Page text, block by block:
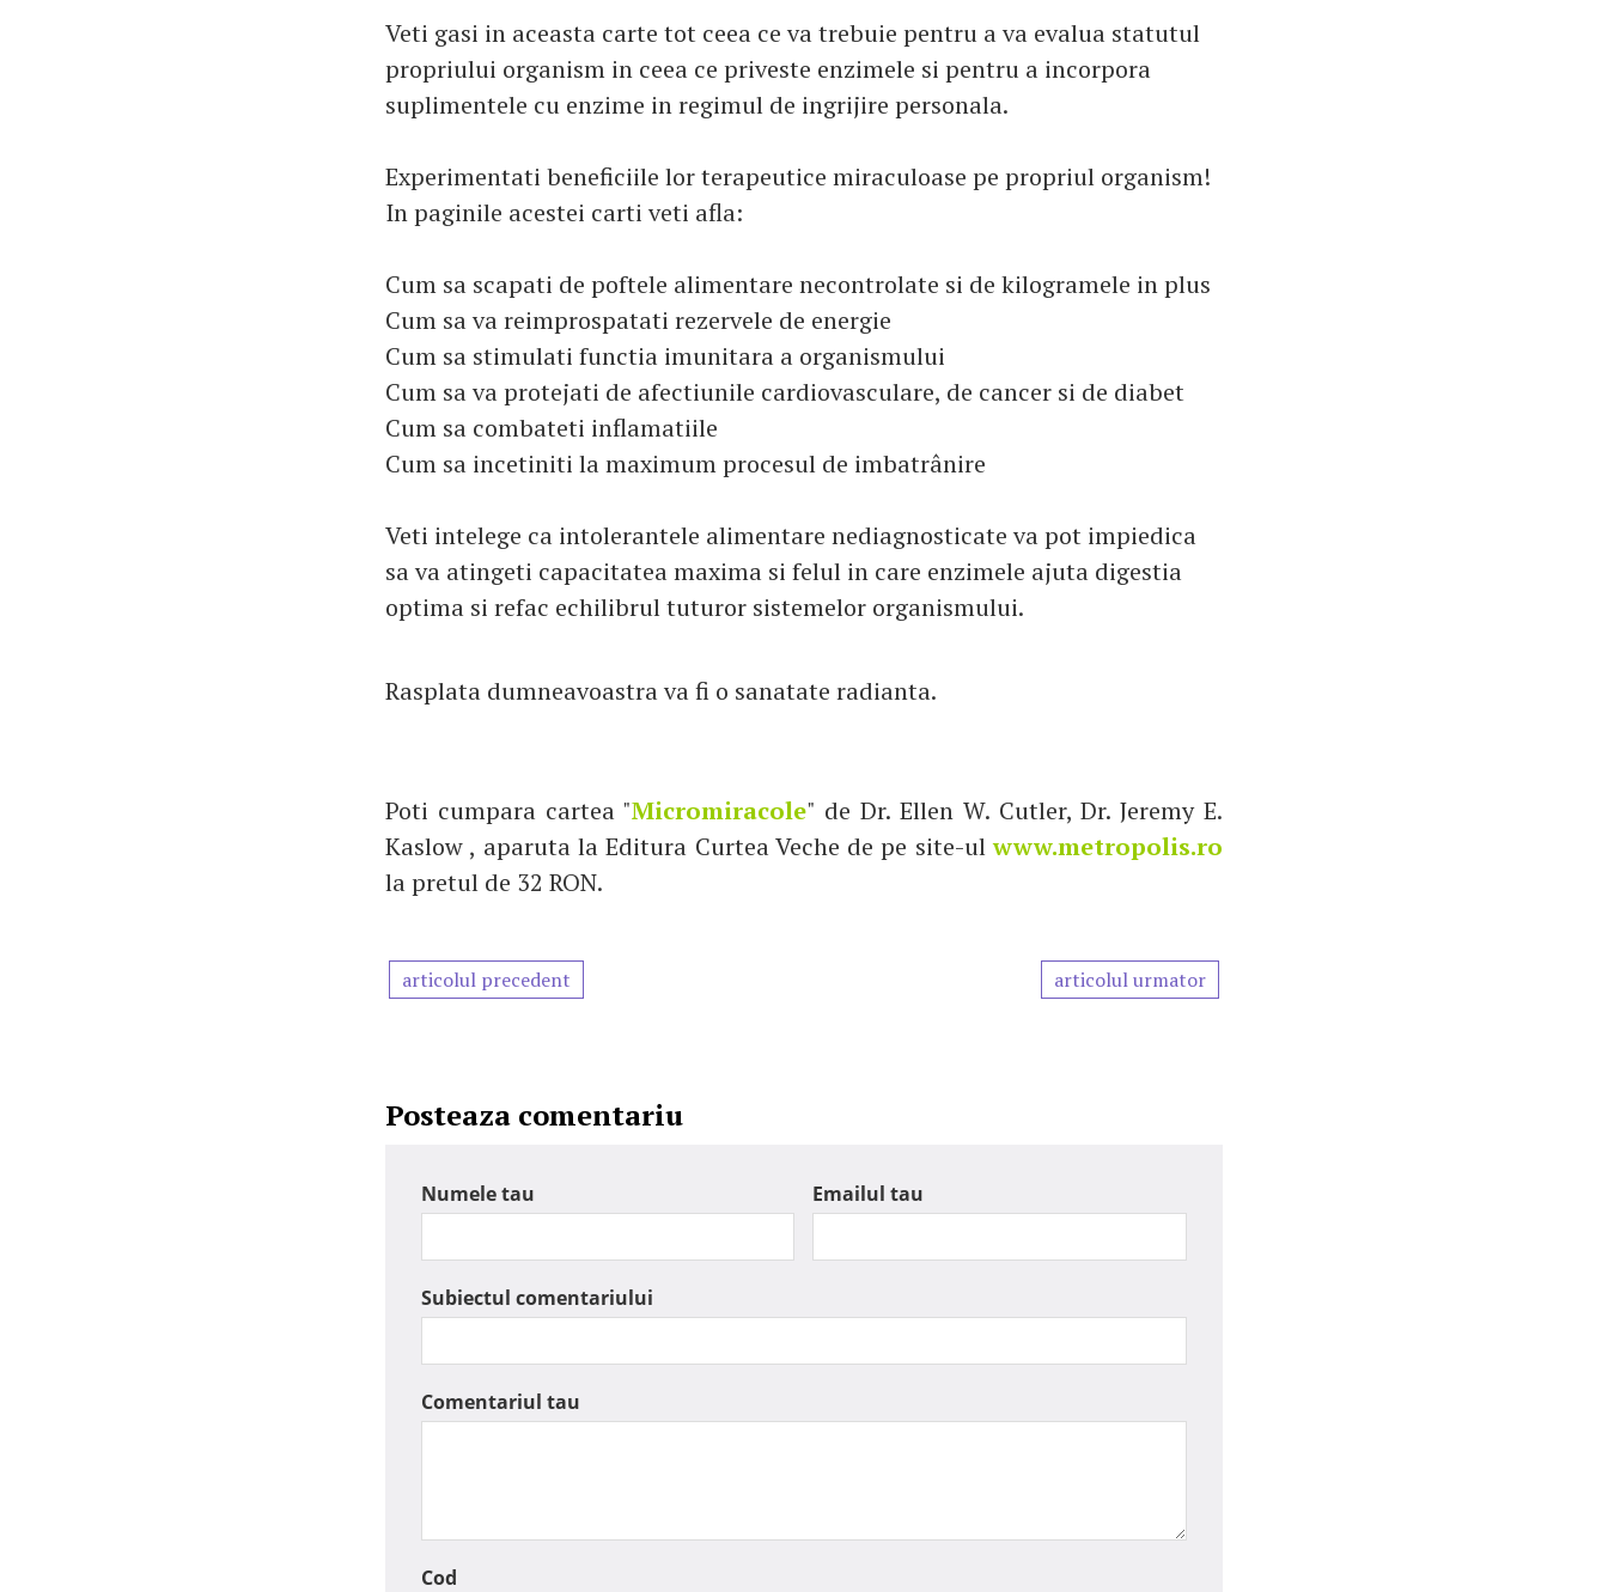
Veti gasi in aceasta carte tot ceea ce va trebuie pentru a va evalua statutul
propriului organism in ceea ce priveste enzimele si pentru a incorpora
suplimentele cu enzime in regimul de ingrijire personala.
Experimentati beneficiile lor terapeutice miraculoase pe propriul organism!
In paginile acestei carti veti afla:
Cum sa scapati de poftele alimentare necontrolate si de kilogramele in plus
Cum sa va reimprospatati rezervele de energie
Cum sa stimulati functia imunitara a organismului
Cum sa va protejati de afectiunile cardiovasculare, de cancer si de diabet
Cum sa combateti inflamatiile
Cum sa incetiniti la maximum procesul de imbatrânire
Veti intelege ca intolerantele alimentare nediagnosticate va pot impiedica
sa va atingeti capacitatea maxima si felul in care enzimele ajuta digestia
optima si refac echilibrul tuturor sistemelor organismului.
Rasplata dumneavoastra va fi o sanatate radianta.
Poti cumpara cartea "Micromiracole" de Dr. Ellen W. Cutler, Dr. Jeremy E.
Kaslow , aparuta la Editura Curtea Veche de pe site-ulwww.metropolis.ro
la pretul de 32 RON.
articolul precedent articolul urmator
Posteaza comentariu
Numele tau Emailul tau
Subiectul comentariului
Comentariul tau
Cod